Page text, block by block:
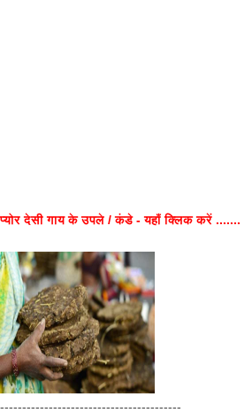
प्योर देसी गाय के उपले / कंडे - यहाँ क्लिक करें .......
-----------------------------------------